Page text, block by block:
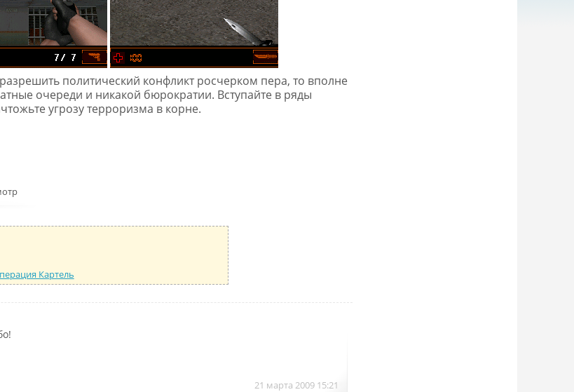
политический конфликт росчерком пера, то вполне
очереди и никакой бюрократии. Вступайте в ряды
угрозу терроризма в корне.
Картель
21 марта 2009 15:21